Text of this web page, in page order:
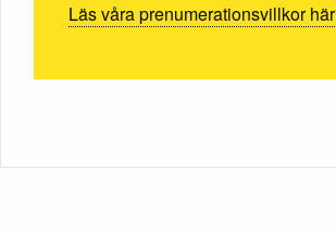
Läs våra prenumerationsvillkor här